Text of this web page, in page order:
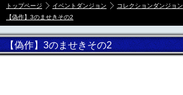
トップページ イベントダンジョン コレクションダンジョン
【偽作】3のませきその2
【偽作】3のませきその2